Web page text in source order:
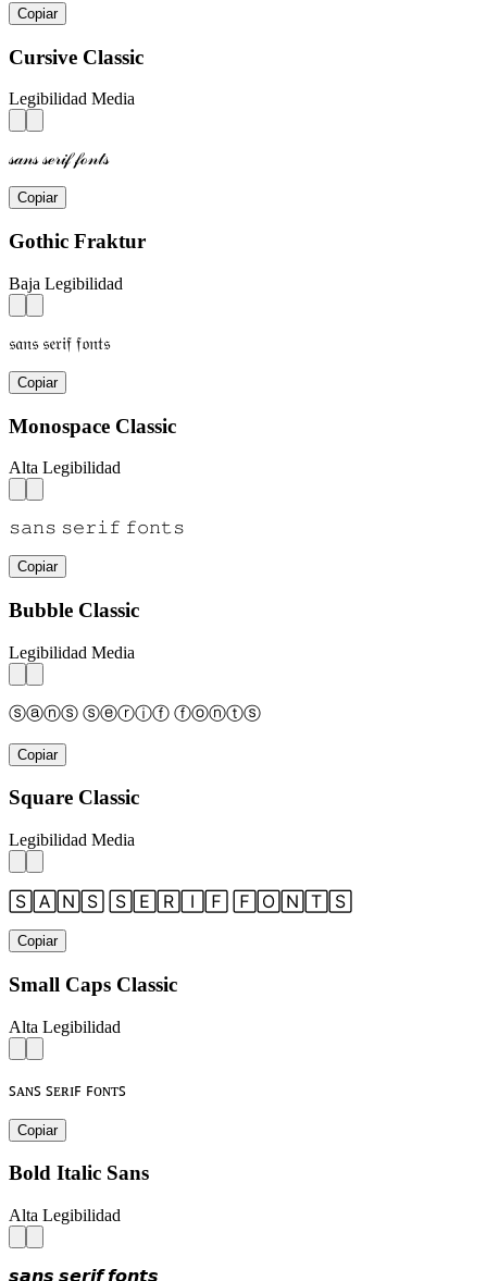
Copiar
Cursive Classic
Legibilidad Media
𝓈𝒶𝓃𝓈 𝓈ℯ𝓇𝒾𝒻 𝒻ℴ𝓃𝓉𝓈
Copiar
Gothic Fraktur
Baja Legibilidad
𝔰𝔞𝔫𝔰 𝔰𝔢𝔯𝔦𝔣 𝔣𝔬𝔫𝔱𝔰
Copiar
Monospace Classic
Alta Legibilidad
𝚜𝚊𝚗𝚜 𝚜𝚎𝚛𝚒𝚏 𝚏𝚘𝚗𝚝𝚜
Copiar
Bubble Classic
Legibilidad Media
ⓢⓐⓝⓢ ⓢⓔⓡⓘⓕ ⓕⓞⓝⓣⓢ
Copiar
Square Classic
Legibilidad Media
🅂🄰🄽🅂 🅂🄴🅁🄸🄵 🄵🄾🄽🅃🅂
Copiar
Small Caps Classic
Alta Legibilidad
ꜱᴀɴꜱ ꜱᴇʀɪꜰ ꜰᴏɴᴛꜱ
Copiar
Bold Italic Sans
Alta Legibilidad
𝙨𝙖𝙣𝙨 𝙨𝙚𝙧𝙞𝙛 𝙛𝙤𝙣𝙩𝙨